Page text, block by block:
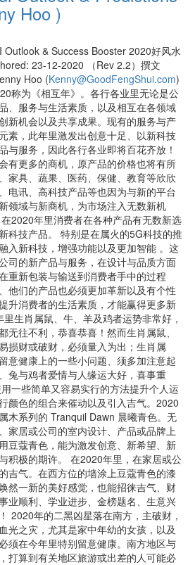
Hoo )
Outlook & Success Booster 2020好风水
23-12-2020 （Rev 2.2）撰文
Hoo (Kenny@GoodFengShui.com)
称为《相互年》。各行各业里无论是公
、服务与生活素质，以及相互在各领域
新机会以及共享成果。现有的服务与产
素，此年里激发出创意十足、以新科技
与服务，因此各行各业即将百花齐放！
有更多的商机，原产品的价格也将有所
家具、蔬果、医药、保健、教育等欣欣
电讯、高科技产品等也因为与新的平台
领域与新商机，为市场注入无数新机
2020年里消费者在各种产品有无数新选
科技产品。 特别是在属火的5G科技的推
入新科技，增强功能以及更加智能 。这
司的新产品与服务，在设计与品质方面
重新包装与输送到消费者手中的过程
他们的产品也必须更加革新以及有个性
升消费者的生活素质，才能赢得更多新
生肖属鼠、牛、羊及鸡者运势非常好，
无往不利，恭喜恭喜！然而生肖属鼠、
损财或破财，必须量入为出；生肖属
意健康上的一些小问题、须多加注意起
兔与鸡者爱情与人缘运大好，喜事重
一些简单又容易实行的方法提升个人运
颜色的组合来催动以及引入吉气。2020
木系列的 Tranquil Dawn 晨曦青色。无
家居或公司的室内设计、产品或品牌上
豆蔻青色，能为激发创意、新希望、新
积极的期许。 在2020年里，在家居或公
吉气。在西方位的墙涂上豆蔻青色的漆
然一新的美好感觉，也能招徕吉气、财
业顺利、学业进步、金榜题名、生意兴
2020年的二黑凶星落在南方，主破财，
光之灾，尤其是家中年幼的女孩，以及
须在今年里特别留意健康。南方地区与
打算到有关地区旅游或出差的人可能必